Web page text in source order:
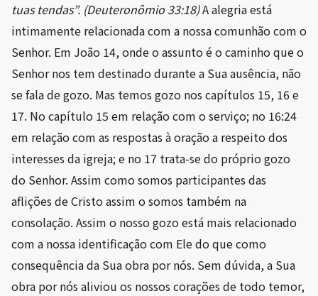
tuas tendas”. (Deuteronômio 33:18)A alegria está
intimamente relacionada com a nossa comunhão com o
Senhor. Em João 14, onde o assunto é o caminho que o
Senhor nos tem destinado durante a Sua ausência, não
se fala de gozo. Mas temos gozo nos capítulos 15, 16 e
17. No capítulo 15 em relação com o serviço; no 16:24
em relação com as respostas à oração a respeito dos
interesses da igreja; e no 17 trata-se do próprio gozo
do Senhor. Assim como somos participantes das
aflições de Cristo assim o somos também na
consolação. Assim o nosso gozo está mais relacionado
com a nossa identificação com Ele do que como
consequência da Sua obra por nós. Sem dúvida, a Sua
obra por nós aliviou os nossos corações de todo temor,